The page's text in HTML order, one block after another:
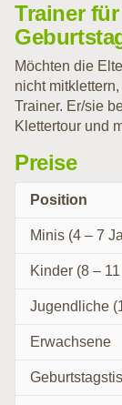
Trainer
Möchten die
nicht
Trainer. Er/sie
Klettertour und
Preise
Position
Minis (4 – 7
Kinder (8 –
Jugendliche
Erwachsene